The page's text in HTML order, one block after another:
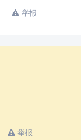
举报
举报